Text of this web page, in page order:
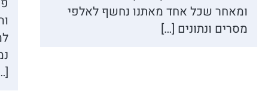
ומאחר שכל אחד מאתנו נחשף לאלפי
מסרים ונתונים […]